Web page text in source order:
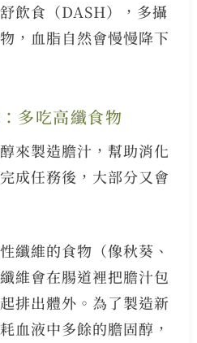
飲食（DASH），多攝
，血脂自然會慢慢降下
多吃高纖食物
來製造膽汁，幫助消化
成任務後，大部分又會
纖維的食物（像秋葵、
維會在腸道裡把膽汁包
排出體外。為了製造新
血液中多餘的膽固醇，